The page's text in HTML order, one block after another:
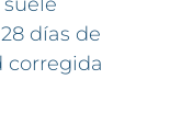
días de
corregida